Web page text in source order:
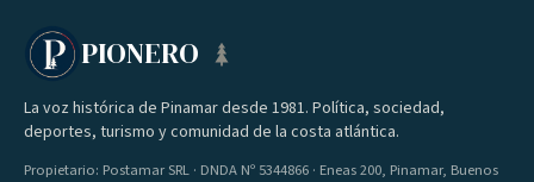
PIONERO
La voz histórica de Pinamar desde 1981. Política, sociedad,
deportes, turismo y comunidad de la costa atlántica.
Propietario: Postamar SRL · DNDA Nº 5344866 · Eneas 200, Pinamar, Buenos